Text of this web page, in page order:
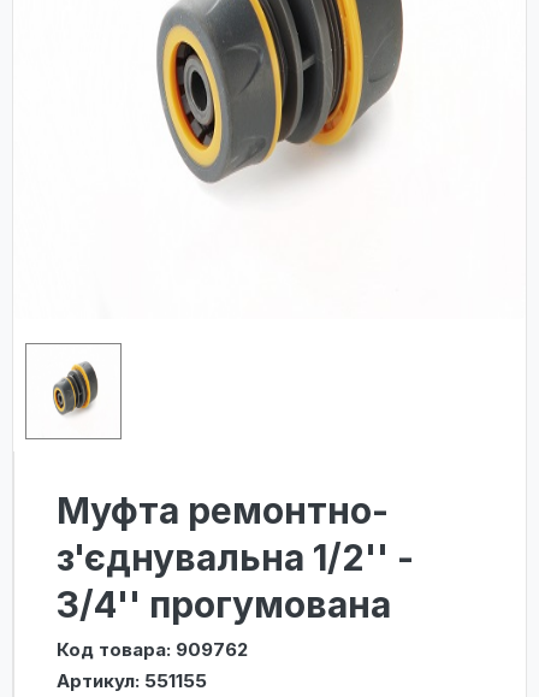
Муфта ремонтно-
з'єднувальна 1/2'' -
3/4'' прогумована
Код товара: 909762
Артикул: 551155